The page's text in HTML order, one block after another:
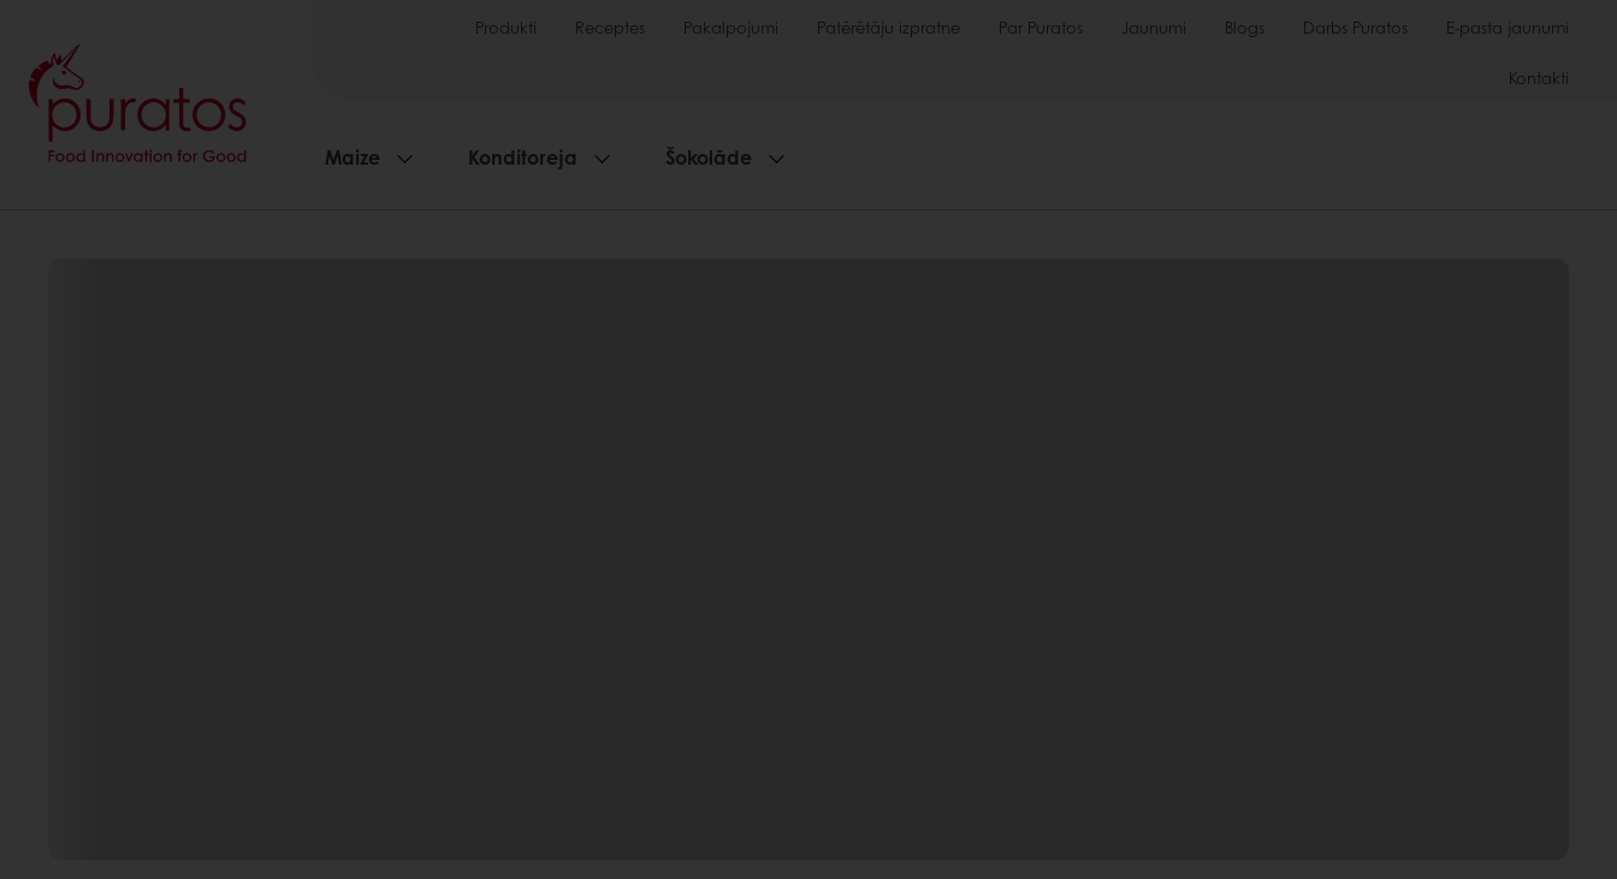
Produkti Receptes Pakalpojumi Patērētāju izpratne Par Puratos Jaunumi Blogs Darbs Puratos E-pasta jaunumi
Kontakti
Maize Konditoreja Šokolāde